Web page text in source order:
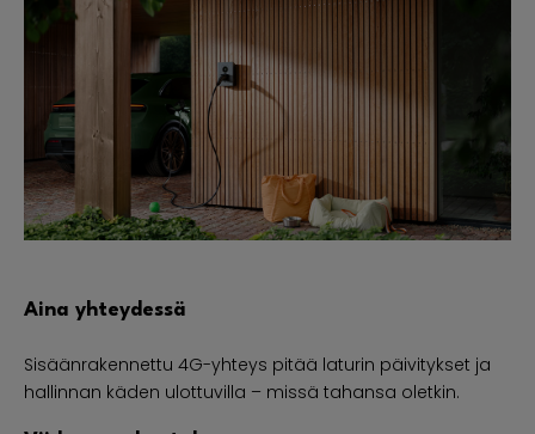
Aina yhteydessä
Sisäänrakennettu 4G-yhteys pitää laturin päivitykset ja
hallinnan käden ulottuvilla – missä tahansa oletkin.